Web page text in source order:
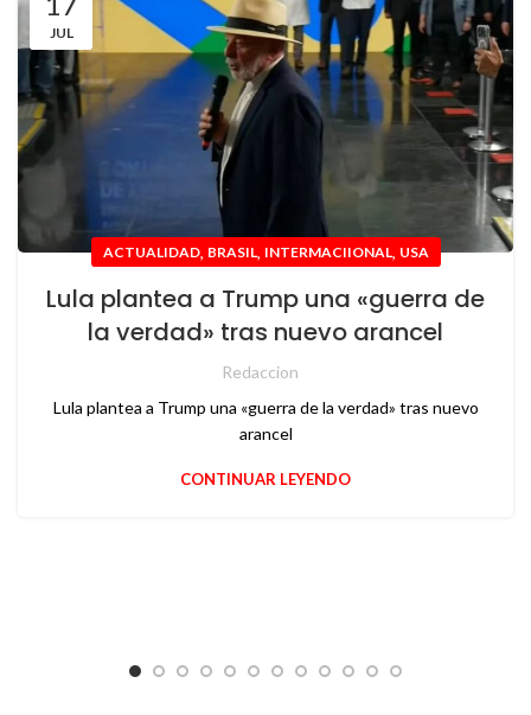
JUL
ACTUALIDAD, BRASIL, INTERMACIIONAL, USA
Lula plantea a Trump una «guerra de
la verdad» tras nuevo arancel
Redaccion
Lula plantea a Trump una «guerra de la verdad» tras nuevo
arancel
CONTINUAR LEYENDO